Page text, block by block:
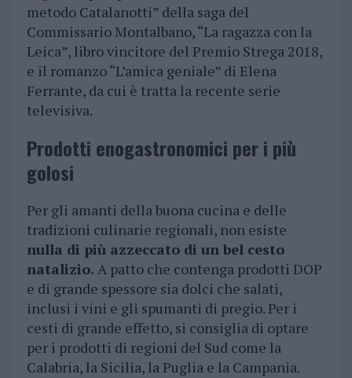
metodo Catalanotti” della saga del
Commissario Montalbano, “La ragazza con la
Leica”, libro vincitore del Premio Strega 2018,
e il romanzo “L’amica geniale” di Elena
Ferrante, da cui è tratta la recente serie
televisiva.
Prodotti enogastronomici per i più
golosi
Per gli amanti della buona cucina e delle
tradizioni culinarie regionali, non esiste
nulla di più azzeccato di un bel cesto
natalizio. A patto che contenga prodotti DOP
e di grande spessore sia dolci che salati,
inclusi i vini e gli spumanti di pregio. Per i
cesti di grande effetto, si consiglia di optare
per i prodotti di regioni del Sud come la
Calabria, la Sicilia, la Puglia e la Campania.